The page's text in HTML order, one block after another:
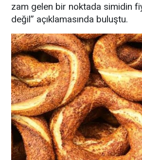
zam gelen bir noktada simidin
değil” açıklamasında buluştu.